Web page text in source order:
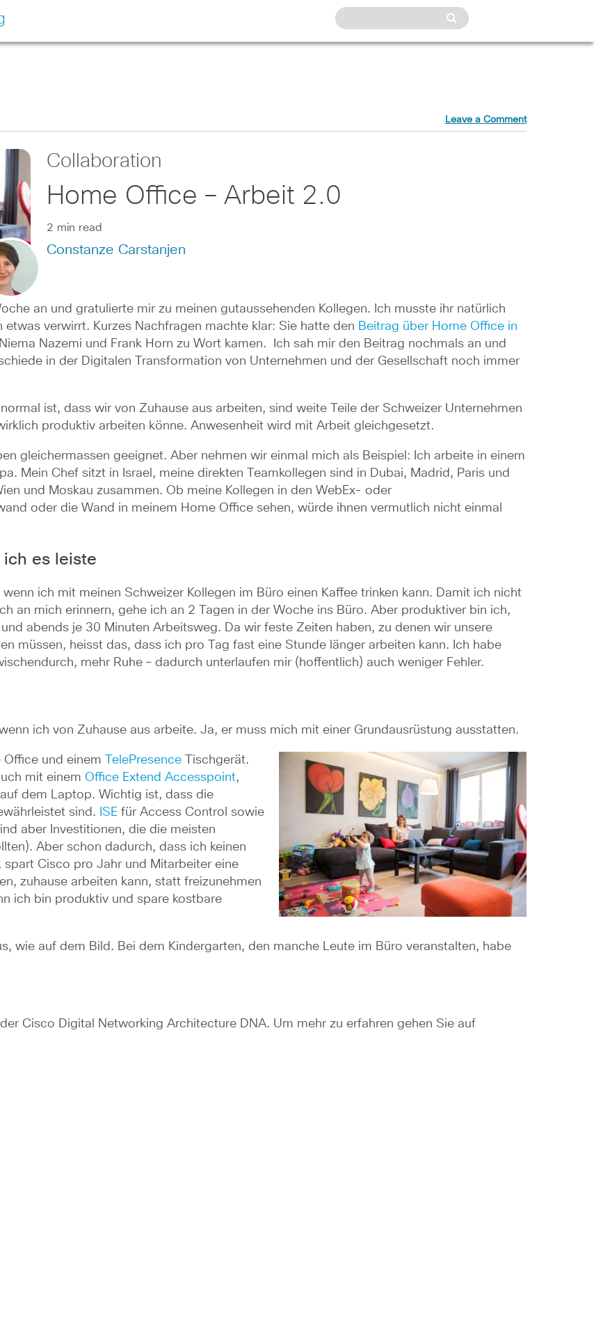
Leave a Comment
Collaboration
Home Office – Arbeit 2.0
2 min read
Constanze Carstanjen
an und gratulierte mir zu meinen gutaussehenden Kollegen. Ich musste ihr natürlich
verwirrt. Kurzes Nachfragen machte klar: Sie hatte den Beitrag über Home Office in
Nazemi und Frank Horn zu Wort kamen. Ich sah mir den Beitrag nochmals an und
in der Digitalen Transformation von Unternehmen und der Gesellschaft noch immer
ist, dass wir von Zuhause aus arbeiten, sind weite Teile der Schweizer Unternehmen
produktiv arbeiten könne. Anwesenheit wird mit Arbeit gleichgesetzt.
gleichermassen geeignet. Aber nehmen wir einmal mich als Beispiel: Ich arbeite in einem
Mein Chef sitzt in Israel, meine direkten Teamkollegen sind in Dubai, Madrid, Paris und
und Moskau zusammen. Ob meine Kollegen in den WebEx- oder
oder die Wand in meinem Home Office sehen, würde ihnen vermutlich nicht einmal
es leiste
ich mit meinen Schweizer Kollegen im Büro einen Kaffee trinken kann. Damit ich nicht
an mich erinnern, gehe ich an 2 Tagen in der Woche ins Büro. Aber produktiver bin ich,
abends je 30 Minuten Arbeitsweg. Da wir feste Zeiten haben, zu denen wir unsere
müssen, heisst das, dass ich pro Tag fast eine Stunde länger arbeiten kann. Ich habe
mehr Ruhe – dadurch unterlaufen mir (hoffentlich) auch weniger Fehler.
ich von Zuhause aus arbeite. Ja, er muss mich mit einer Grundausrüstung ausstatten.
Office und einem TelePresence Tischgerät.
mit einemOffice Extend Accesspoint,
auf dem Laptop. Wichtig ist, dass die
sind. ISE für Access Control sowie
aber Investitionen, die die meisten
Aber schon dadurch, dass ich keinen
Cisco pro Jahr und Mitarbeiter eine
zuhause arbeiten kann, statt freizunehmen
ich bin produktiv und spare kostbare
wie auf dem Bild. Bei dem Kindergarten, den manche Leute im Büro veranstalten, habe
Cisco Digital Networking Architecture DNA. Um mehr zu erfahren gehen Sie auf